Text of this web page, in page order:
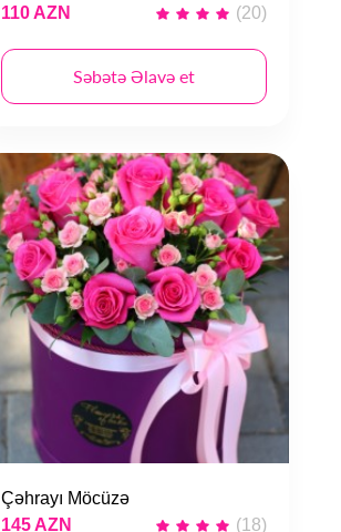
110 AZN
(20)
Səbətə Əlavə et
Çəhrayı Möcüzə
145 AZN
(18)